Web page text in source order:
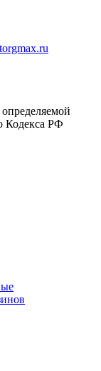
Кодекса РФ